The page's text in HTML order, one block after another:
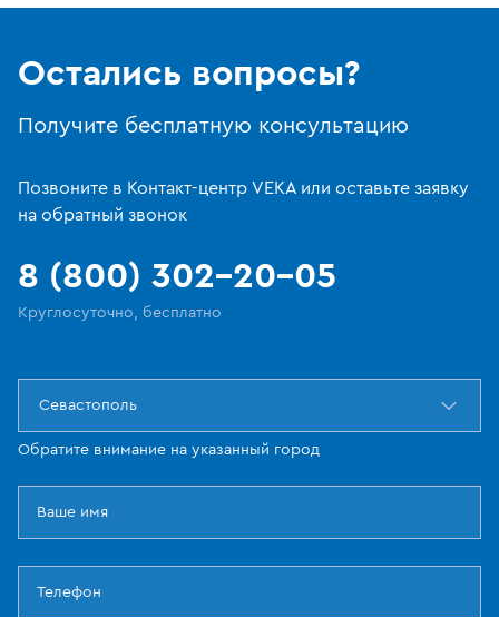
Остались вопросы?
Получите бесплатную консультацию
Позвоните в Контакт-центр VEKA или оставьте заявку
на обратный звонок
8 (800) 302-20-05
Круглосуточно, бесплатно
Севастополь
Обратите внимание на указанный город